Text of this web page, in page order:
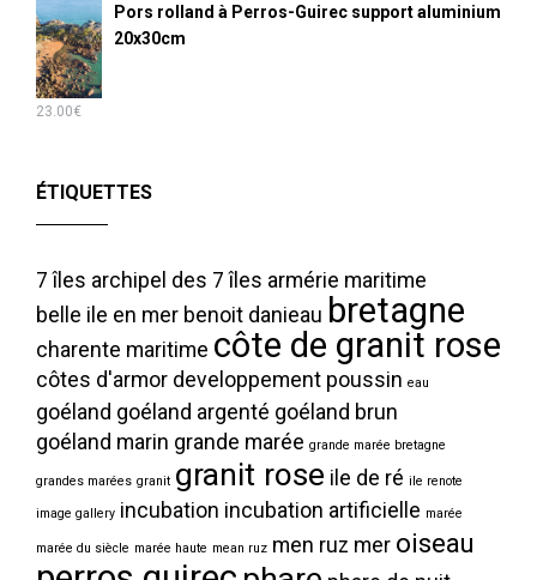
Pors rolland à Perros-Guirec support aluminium
20x30cm
23.00€
ÉTIQUETTES
7 îles archipel des 7 îles armérie maritime
belle ile en mer benoit danieau bretagne
charente maritime côte de granit rose
côtes d'armor developpement poussin eau
goéland goéland argenté goéland brun
goéland marin grande marée grande marée bretagne
grandes marées granit granit rose ile de ré ile renote
image gallery incubation incubation artificielle marée
marée du siècle marée haute mean ruz men ruz mer oiseau